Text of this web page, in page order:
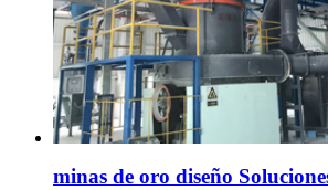
minas de oro diseño